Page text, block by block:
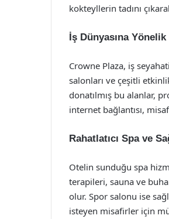
kokteyllerin tadını
İş Dünyasına
Crowne Plaza, iş
salonları ve çeşitli
donatılmış bu alanlar,
internet bağlantısı,
Rahatlatıcı Spa ve
Otelin sunduğu spa
terapileri, sauna ve
olur. Spor salonu ise
isteyen misafirler için